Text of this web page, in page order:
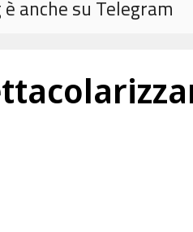
anche su Telegram